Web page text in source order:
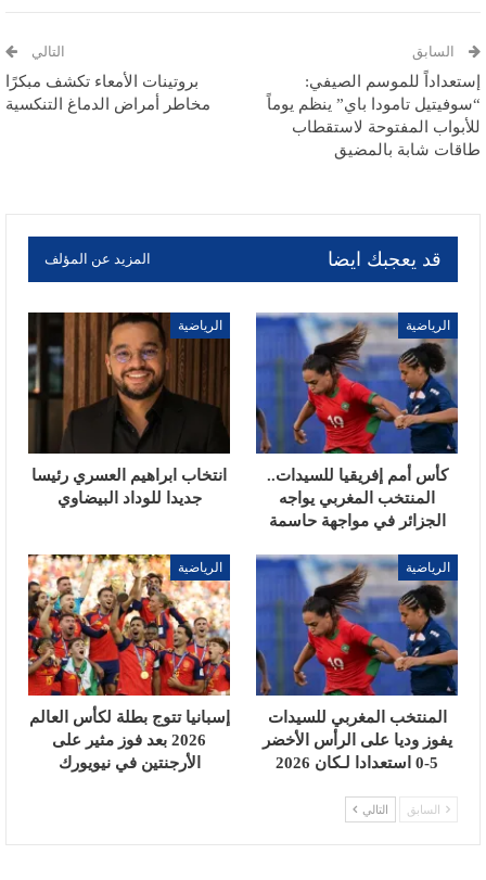
السابق
إستعداداً للموسم الصيفي:
“سوفيتيل تامودا باي” ينظم يوماً
للأبواب المفتوحة لاستقطاب
طاقات شابة بالمضيق
التالي
بروتينات الأمعاء تكشف مبكرًا
مخاطر أمراض الدماغ التنكسية
قد يعجبك ايضا المزيد عن المؤلف
الرياضية
كأس أمم إفريقيا للسيدات..
المنتخب المغربي يواجه
الجزائر في مواجهة حاسمة
الرياضية
انتخاب ابراهيم العسري رئيسا
جديدا للوداد البيضاوي
الرياضية
المنتخب المغربي للسيدات
يفوز وديا على الرأس الأخضر
5-0 استعدادا لـكان 2026
الرياضية
إسبانيا تتوج بطلة لكأس العالم
2026 بعد فوز مثير على
الأرجنتين في نيويورك
السابق التالي